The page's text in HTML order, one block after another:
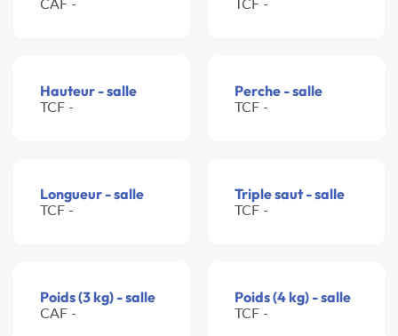
Hauteur - salle
TCF -
Perche - salle
TCF -
Longueur - salle
TCF -
Triple saut - salle
TCF -
Poids (3 kg) - salle
CAF -
Poids (4 kg) - salle
TCF -